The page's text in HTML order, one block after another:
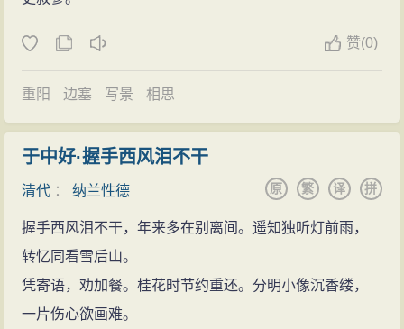
阁”，以弹词歌曲
、评定书画、鉴藏古籍为乐。藏书印有
纳兰性德于康熙二十四年（1685年）暮春抱病与好
友 一聚，一醉一咏三叹，而后一病不起。七日后，于康
熙二十四年五月三十日（公元1685年7月1日）溘然而
逝，年仅三十岁（虚龄三十有一）。纳兰性德葬于何处
位于海淀区上庄乡上庄村北，皂甲屯西一处台地上。建
于清代顺治三年，总面积约为340亩，墓地分为南寿地、
北寿地两个部分，共有宝顶9座，土坟两座。
赞(0)
重阳 边塞 写景 相思
于中好·握手西风泪不干
清代 ：纳兰性德 拼
译
繁
原
握手西风泪不干，年来多在别离间。遥知独听灯前雨，
转忆同看雪后山。
凭寄语，劝加餐。桂花时节约重还。分明小像沉香缕，
一片伤心欲画难。